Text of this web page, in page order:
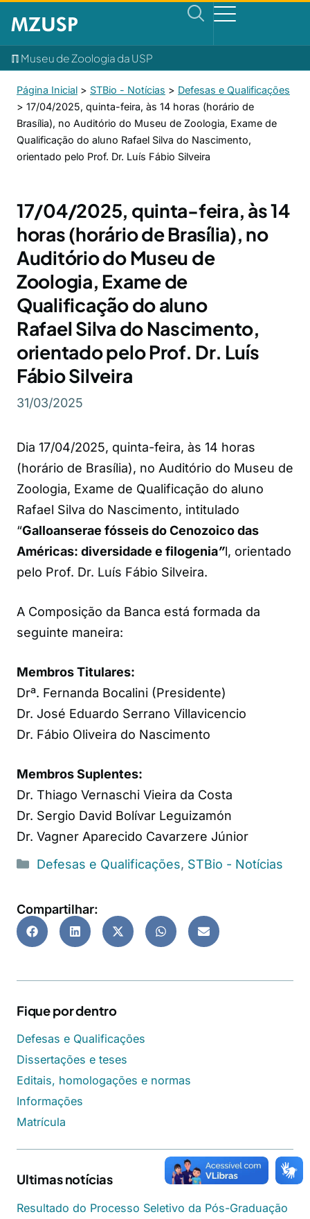
ℿ Museu de Zoologia da USP
Página Inicial > STBio - Notícias > Defesas e Qualificações
> 17/04/2025, quinta-feira, às 14 horas (horário de
Brasília), no Auditório do Museu de Zoologia, Exame de
Qualificação do aluno Rafael Silva do Nascimento,
orientado pelo Prof. Dr. Luís Fábio Silveira
17/04/2025, quinta-feira, às 14
horas (horário de Brasília), no
Auditório do Museu de
Zoologia, Exame de
Qualificação do aluno
Rafael Silva do Nascimento,
orientado pelo Prof. Dr. Luís
Fábio Silveira
31/03/2025
Dia 17/04/2025, quinta-feira, às 14 horas
(horário de Brasília), no Auditório do Museu de
Zoologia, Exame de Qualificação do aluno
Rafael Silva do Nascimento, intitulado
“Galloanserae fósseis do Cenozoico das
Américas: diversidade e filogenia”l, orientado
pelo Prof. Dr. Luís Fábio Silveira.
A Composição da Banca está formada da
seguinte maneira:
Membros Titulares:
Drª. Fernanda Bocalini (Presidente)
Dr. José Eduardo Serrano Villavicencio
Dr. Fábio Oliveira do Nascimento
Membros Suplentes:
Dr. Thiago Vernaschi Vieira da Costa
Dr. Sergio David Bolívar Leguizamón
Dr. Vagner Aparecido Cavarzere Júnior
Defesas e Qualificações, STBio - Notícias
Compartilhar:
Fique por dentro
Defesas e Qualificações
Dissertações e teses
Editais, homologações e normas
Informações
Matrícula
Ultimas notícias
Resultado do Processo Seletivo da Pós-Graduação